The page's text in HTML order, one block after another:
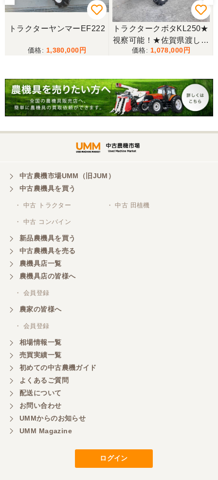
トラクターヤンマーEF222
1,380,000
トラクタークボタKL250★
視察可能！★佐賀県渡し
クボタ トラクター KL250
ー RL5K ロータリー 現状
渡し【P11475389】
1,078,000
中古農機市場UMM（旧JUM）
中古農機具を買う
・ 中古 トラクター ・ 中古 田植機
・ 中古 コンバイン
新品農機具を買う
中古農機具を売る
農機具店一覧
農機具店の皆様へ
・ 会員登録
農家の皆様へ
・ 会員登録
相場情報一覧
売買実績一覧
初めての中古農機ガイド
よくあるご質問
配送について
お問い合わせ
UMMからのお知らせ
UMM Magazine
ログイン